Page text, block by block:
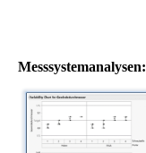
Messsystemanalysen: